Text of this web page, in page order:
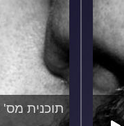
תוכנית מס' 330